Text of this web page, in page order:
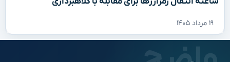
۱۹ مرداد ۱۴۰۵